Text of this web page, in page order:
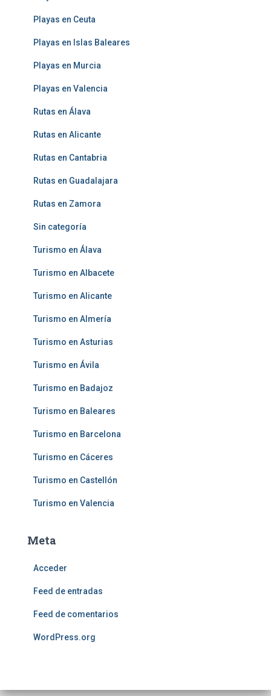
Playas en Ceuta
Playas en Islas Baleares
Playas en Murcia
Playas en Valencia
Rutas en Álava
Rutas en Alicante
Rutas en Cantabria
Rutas en Guadalajara
Rutas en Zamora
Sin categoría
Turismo en Álava
Turismo en Albacete
Turismo en Alicante
Turismo en Almería
Turismo en Asturias
Turismo en Ávila
Turismo en Badajoz
Turismo en Baleares
Turismo en Barcelona
Turismo en Cáceres
Turismo en Castellón
Turismo en Valencia
Meta
Acceder
Feed de entradas
Feed de comentarios
WordPress.org